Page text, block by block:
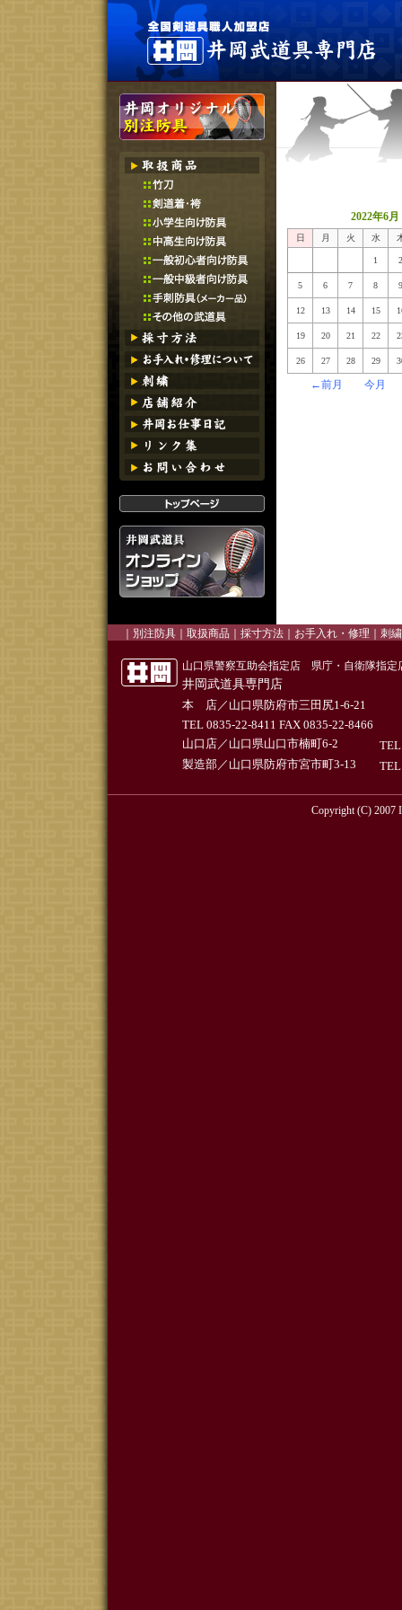
2022年6月
日 月 火 水
1 2
5 6 7 8 9
12 13 14 15
19 20 21 22
26 27 28 29
←前月 今月
別注防具 取扱商品 採寸方法 ｜お手入れ・修理｜ 刺繍
山口県警察互助会指定店 県庁・自衛隊指
井岡武道具専門店
本 店／山口県防府市三田尻1-6-21
TEL 0835-22-8411 FAX 0835-22-8466
山口店／山口県山口市楠町6-2
製造部／山口県防府市宮市町3-13
Copyright (C) 2007